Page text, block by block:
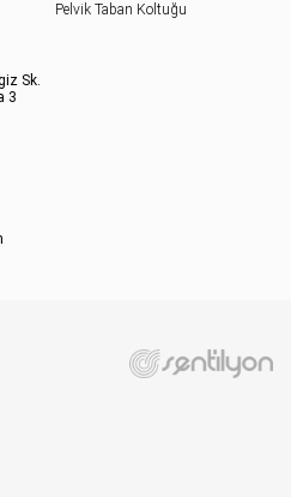
Pelvik Taban Koltuğu
Sk.
3